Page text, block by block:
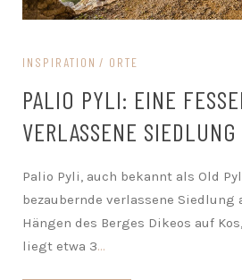
INSPIRATION ORTE
PALIO PYLI: EINE
VERLASSENE SIEDLUNG
Palio Pyli, auch bekannt als Old
bezaubernde verlassene Siedlung
Hängen des Berges Dikeos auf
liegt etwa 3...